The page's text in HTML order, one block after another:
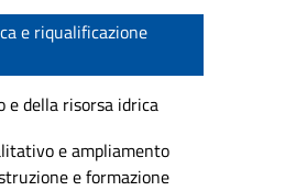
e riqualificazione
della risorsa idrica
e ampliamento
e formazione